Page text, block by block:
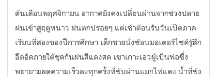
ต้นเดือนพฤศจิกายน อากาศยังคงเปลี่ยนผ่านจากช่วงปลาย
ฝนเข้าสู่ฤดูหนาว ฝนตกปรอยๆ แต่เช้าต้อนรับวันเปิดภาค
เรียนที่สองของปีการศึกษา เด็กชายนั่งซ้อนมอเตอร์ไซค์รู้สึก
อึดอัดภายใต้ชุดกันฝนสีแดงสด เขาเกาะเอวผู้เป็นพ่อซึ่ง
พยายามลดความเร็วลงทุกครั้งที่ขับผ่านแยกไฟแดง น้ำที่ขัง